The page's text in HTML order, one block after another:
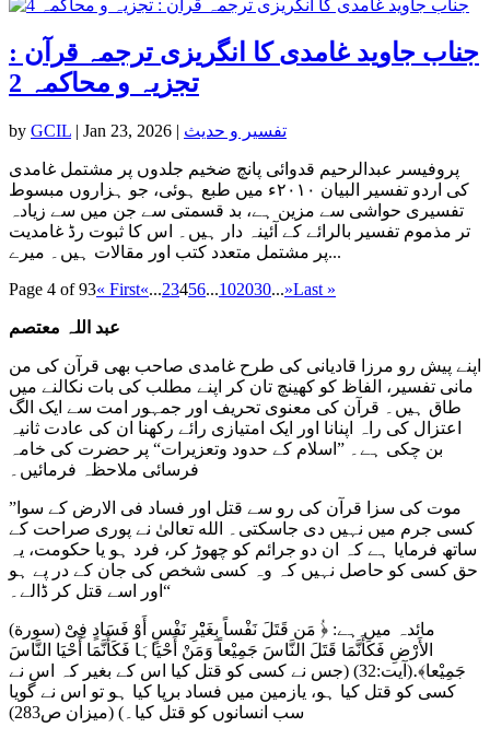
جناب جاوید غامدی کا انگریزی ترجمہ قرآن :
تجزیہ و محاکمہ 2
by GCIL | Jan 23, 2026 | تفسیر و حدیث
پروفیسر عبدالرحیم قدوائی پانچ ضخیم جلدوں پر مشتمل غامدی
کی اردو تفسیر البیان ۲۰۱۰ء میں طبع ہوئی، جو ہزاروں مبسوط
تفسیری حواشی سے مزین ہے، بد قسمتی سے جن میں سے زیادہ
تر مذموم تفسیر بالرائے کے آئینہ دار ہیں۔ اس کا ثبوت رڈ غامدیت
پر مشتمل متعدد کتب اور مقالات ہیں۔ میرے...
Page 4 of 93« First«...23456...102030...»Last »
عبد اللہ معتصم
اپنے پیش رو مرزا قادیانی کی طرح غامدی صاحب بھی قرآن کی من
مانی تفسیر، الفاظ کو کھینچ تان کر اپنے مطلب کی بات نکالنے میں
طاق ہیں۔ قرآن کی معنوی تحریف اور جمہور امت سے ایک الگ
اعتزال کی راہ اپنانا اور ایک امتیازی رائے رکھنا ان کی عادت ثانیہ
بن چکی ہے۔ ”اسلام کے حدود وتعزیرات“ پر حضرت کی خامہ
فرسائی ملاحظہ فرمائیں۔
” موت کی سزا قرآن کی رو سے قتل اور فساد فی الارض کے سوا
کسی جرم میں نہیں دی جاسکتی۔ الله تعالیٰ نے پوری صراحت کے
ساتھ فرمایا ہے کہ ان دو جرائم کو چھوڑ کر، فرد ہو یا حکومت، یہ
حق کسی کو حاصل نہیں کہ وہ کسی شخص کی جان کے در پے ہو
اور اسے قتل کر ڈالے۔ “
(سورة) مائدہ میں ہے: ﴿ُ مَن قَتَلَ نَفْساً بِغَیْْرِ نَفْسٍ أَوْ فَسَادٍ فِیْ
الأَرْضِ فَکَأَنَّمَا قَتَلَ النَّاسَ جَمِیْعاً وَمَنْ أَحْیَاہَا فَکَأَنَّمَا أَحْیَا النَّاسَ
جَمِیْعا﴾․(آیت:32) (جس نے کسی کو قتل کیا اس کے بغیر کہ اس نے
کسی کو قتل کیا ہو، یازمین میں فساد برپا کیا ہو تو اس نے گویا
سب انسانوں کو قتل کیا۔) (میزان ص283)